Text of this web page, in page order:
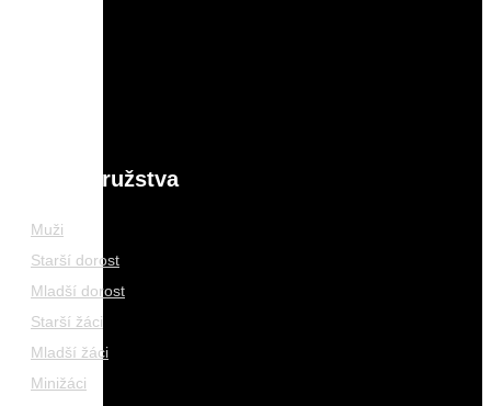
Naše družstva
Muži
Starší dorost
Mladší dorost
Starší žáci
Mladší žáci
Minižáci